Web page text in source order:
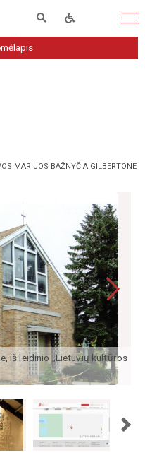
MARIJOS BAŽNYČIA GILBERTONE
iš leidinio „Lietuvių kultūros